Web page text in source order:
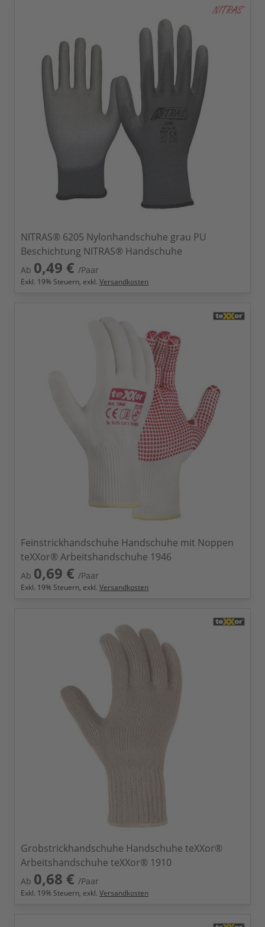
NITRAS® 6205 Nylonhandschuhe grau PU
Beschichtung NITRAS® Handschuhe
Ab 0,49 € /Paar
Exkl. 19% Steuern, exkl. Versandkosten
Feinstrickhandschuhe Handschuhe mit Noppen
teXXor® Arbeitshandschuhe 1946
Ab 0,69 € /Paar
Exkl. 19% Steuern, exkl. Versandkosten
Grobstrickhandschuhe Handschuhe teXXor®
Arbeitshandschuhe teXXor® 1910
Ab 0,68 € /Paar
Exkl. 19% Steuern, exkl. Versandkosten